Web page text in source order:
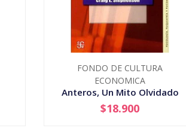
FONDO DE CULTURA
ECONOMICA
Anteros, Un Mito Olvidado
+
$18.900